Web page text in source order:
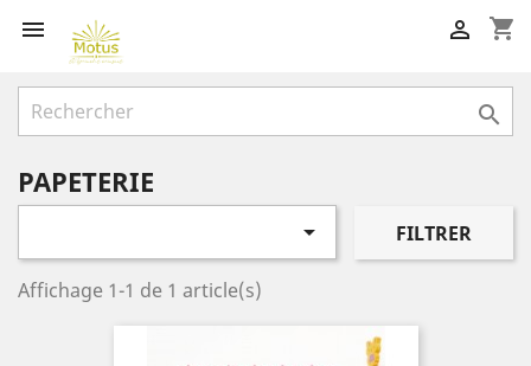
 shopping_cart


PAPETERIE
 FILTRER
Affichage 1-1 de 1 article(s)